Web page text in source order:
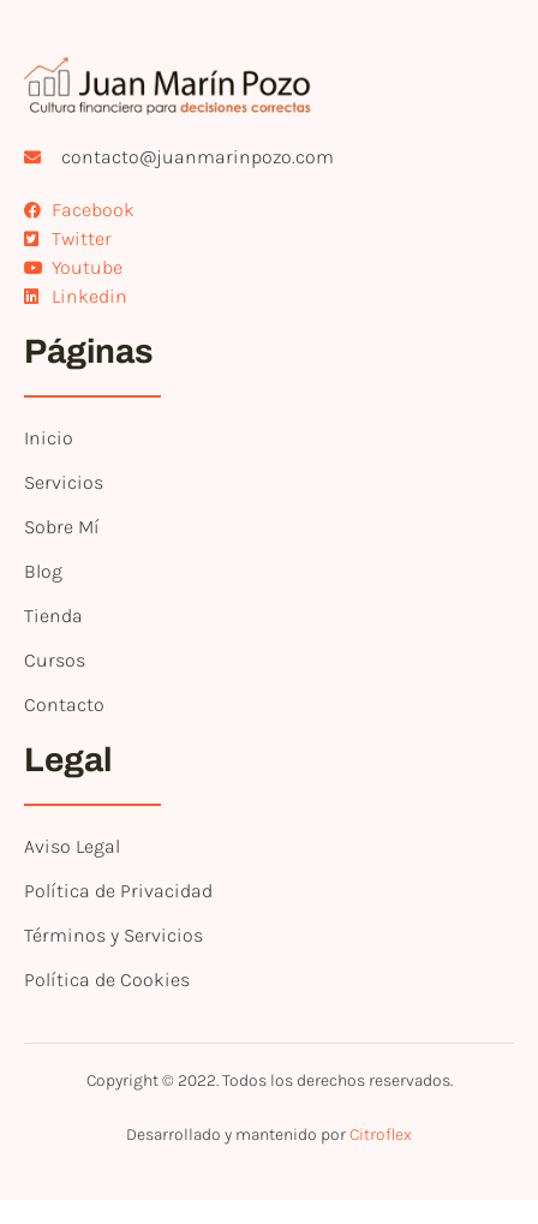
contacto@juanmarinpozo.com
Facebook
Twitter
Youtube
Linkedin
Páginas
Inicio
Servicios
Sobre Mí
Blog
Tienda
Cursos
Contacto
Legal
Aviso Legal
Política de Privacidad
Términos y Servicios
Política de Cookies
Copyright © 2022. Todos los derechos reservados.
Desarrollado y mantenido porCitroflex